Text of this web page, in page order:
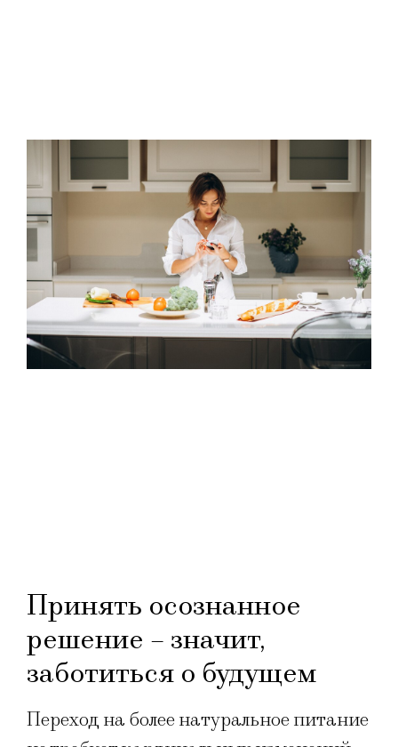
Принять осознанное
решение – значит,
заботиться о будущем
Переход на более натуральное питание